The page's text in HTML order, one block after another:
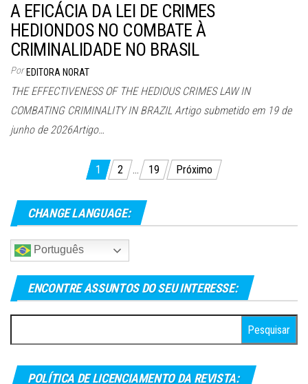
A EFICÁCIA DA LEI DE CRIMES
HEDIONDOS NO COMBATE À
CRIMINALIDADE NO BRASIL
Por EDITORA NORAT
THE EFFECTIVENESS OF THE HEDIOUS CRIMES LAW IN
COMBATING CRIMINALITY IN BRAZIL Artigo submetido em 19 de
junho de 2026Artigo…
Paginação
de
posts
1 2 … 19 Próximo
CHANGE LANGUAGE:
Português
ENCONTRE ASSUNTOS DO SEU INTERESSE:
por:
POLÍTICA DE LICENCIAMENTO DA REVISTA: